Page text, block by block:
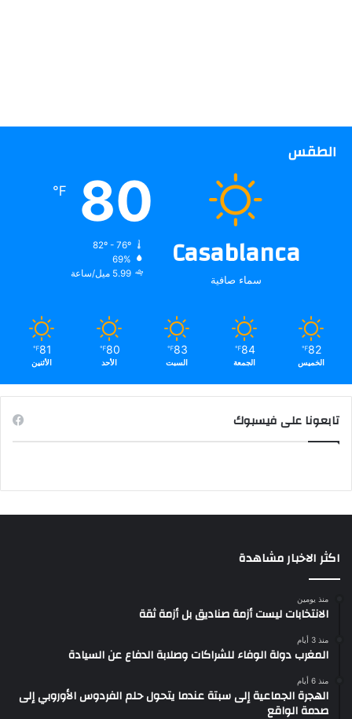
الطقس
Casablanca
سماء صافية
80
℉
82º - 76º
69%
5.99 ميل/ساعة
82
℉
الخميس
84
℉
الجمعة
83
℉
السبت
80
℉
الأحد
81
℉
الأثنين
تابعونا على فيسبوك
اكثر الاخبار مشاهدة
منذ يومين
الانتخابات ليست أزمة صناديق بل أزمة ثقة
منذ 3 أيام
المغرب دولة الوفاء للشراكات وصلابة الدفاع عن السيادة
منذ 6 أيام
الهجرة الجماعية إلى سبتة عندما يتحول حلم الفردوس الأوروبي إلى
صدمة الواقع